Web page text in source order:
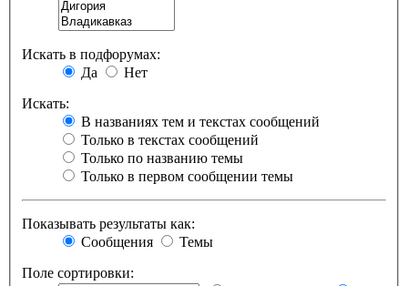
Искать в подфорумах:
Да
Нет
Искать:
В названиях тем и текстах сообщений
Только в текстах сообщений
Только по названию темы
Только в первом сообщении темы
Показывать результаты как:
Сообщения
Темы
Поле сортировки: